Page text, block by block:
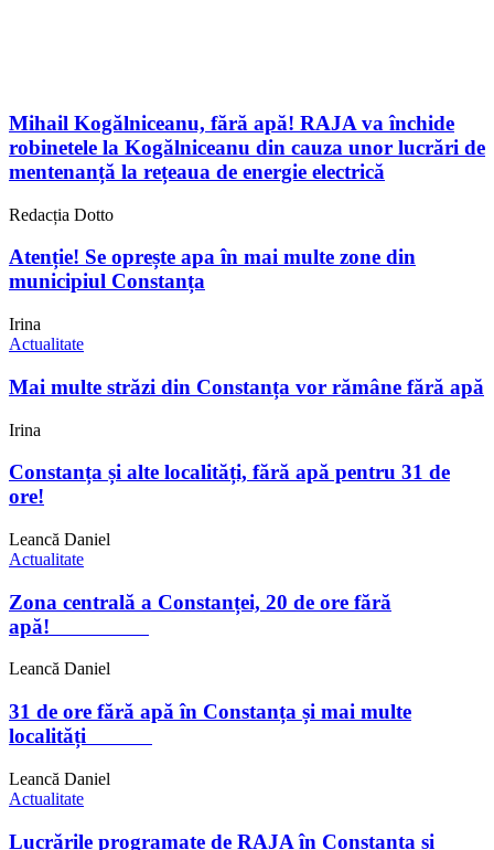
Mihail Kogălniceanu, fără apă! RAJA va închide
robinetele la Kogălniceanu din cauza unor lucrări de
mentenanță la rețeaua de energie electrică
Redacția Dotto
Atenție! Se oprește apa în mai multe zone din
municipiul Constanța
Irina
Actualitate
Mai multe străzi din Constanța vor rămâne fără apă
Irina
Constanța și alte localități, fără apă pentru 31 de
ore!
Leancă Daniel
Actualitate
Zona centrală a Constanței, 20 de ore fără
apă!
Leancă Daniel
31 de ore fără apă în Constanța și mai multe
localități
Leancă Daniel
Actualitate
Lucrările programate de RAJA în Constanța și